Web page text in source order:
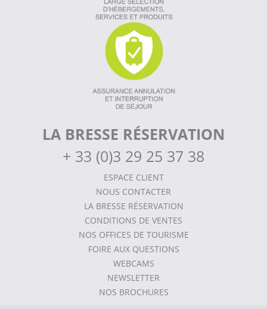
LA BRESSE RÉSERVATION
+ 33 (0)3 29 25 37 38
ESPACE CLIENT
NOUS CONTACTER
LA BRESSE RÉSERVATION
CONDITIONS DE VENTES
NOS OFFICES DE TOURISME
FOIRE AUX QUESTIONS
WEBCAMS
NEWSLETTER
NOS BROCHURES